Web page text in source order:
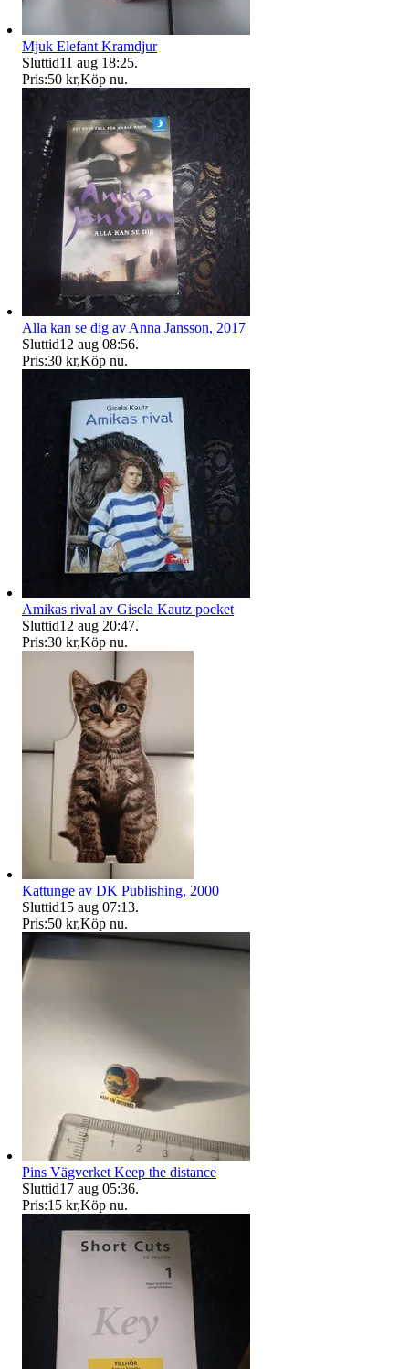
Mjuk Elefant Kramdjur
Sluttid11 aug 18:25.
Pris:50 kr,Köp nu.
Alla kan se dig av Anna Jansson, 2017
Sluttid12 aug 08:56.
Pris:30 kr,Köp nu.
Amikas rival av Gisela Kautz pocket
Sluttid12 aug 20:47.
Pris:30 kr,Köp nu.
Kattunge av DK Publishing, 2000
Sluttid15 aug 07:13.
Pris:50 kr,Köp nu.
Pins Vägverket Keep the distance
Sluttid17 aug 05:36.
Pris:15 kr,Köp nu.